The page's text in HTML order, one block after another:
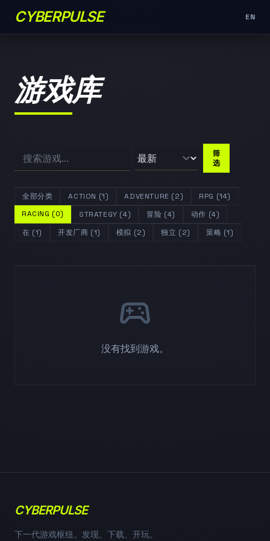
CYBERPULSE EN
游戏库
筛
选
全部分类 ACTION (1) ADVENTURE (2)
RPG (14)
RACING (0)
STRATEGY (4) 冒险 (4)
动作 (4)
在 (1)
开发厂商 (1) 模拟 (2) 独立 (2) 策略 (1)
sports_esports
没有找到游戏。
CYBERPULSE
下一代游戏枢纽。发现、下载、开玩。